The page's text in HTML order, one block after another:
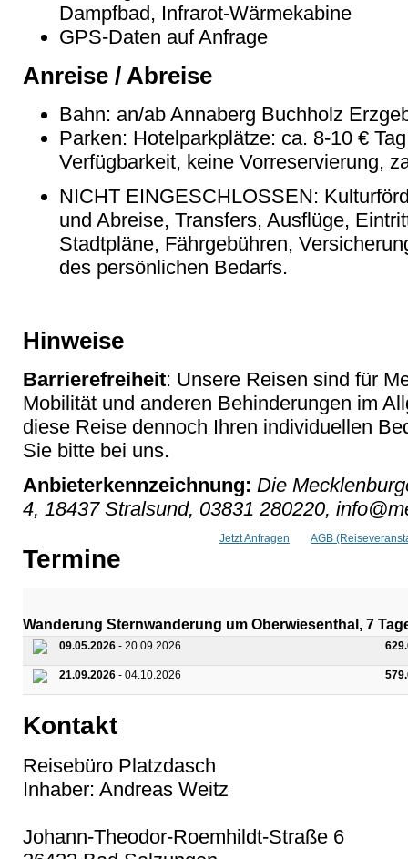
Dampfbad, Infrarot-Wärmekabine
GPS-Daten auf Anfrage
Anreise / Abreise
Bahn: an/ab Annaberg Buchholz
Parken: Hotelparkplätze: ca. 8-10 €
Verfügbarkeit, keine Vorreservierung,
NICHT EINGESCHLOSSEN:
und Abreise, Transfers, Ausflüge,
Stadtpläne, Fährgebühren,
des persönlichen Bedarfs.
Hinweise
Barrierefreiheit: Unsere Reisen sind für
Mobilität und anderen Behinderungen im
diese Reise dennoch Ihren individuellen
Sie bitte bei uns.
Anbieterkennzeichnung: Die
4, 18437 Stralsund, 03831 280220,
Jetzt Anfragen AGB
Termine
Wanderung Sternwanderung um Oberwiesenthal, 7
09.05.2026 - 20.09.2026
21.09.2026 - 04.10.2026
Kontakt
Reisebüro Platzdasch
Inhaber: Andreas Weitz
Johann-Theodor-Roemhildt-Straße 6